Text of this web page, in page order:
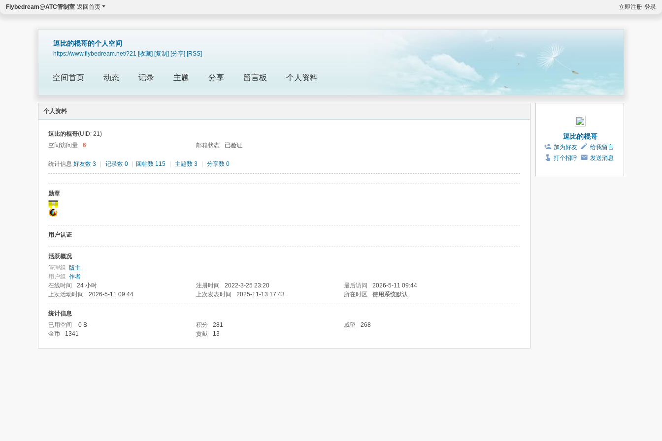
立即注册 登录
Flybedream@ATC管制室 返回首页
逗比的棍哥的个人空间
https://www.flybedream.net/?21 [收藏] [复制] [分享] [RSS]
空间首页 动态 记录 主题 分享 留言板 个人资料
个人资料
逗比的棍哥(UID: 21)
空间访问量
6 邮箱状态 已验证
统计信息 好友数 3 记录数 0 回帖数 115 主题数 3 分享数 0
勋章
用户认证
活跃概况
管理组 版主
用户组 作者
在线时间
24 小时 注册时间 2022-3-25 23:20 最后访问
2026-5-11 09:44
上次活动时间
2026-5-11 09:44 上次发表时间 2025-11-13 17:43 所在时区 使用系统默认
统计信息
已用空间
0 B 积分 281 威望
268
金币
1341 贡献 13
逗比的棍哥
加为好友
给我留言
打个招呼
发送消息